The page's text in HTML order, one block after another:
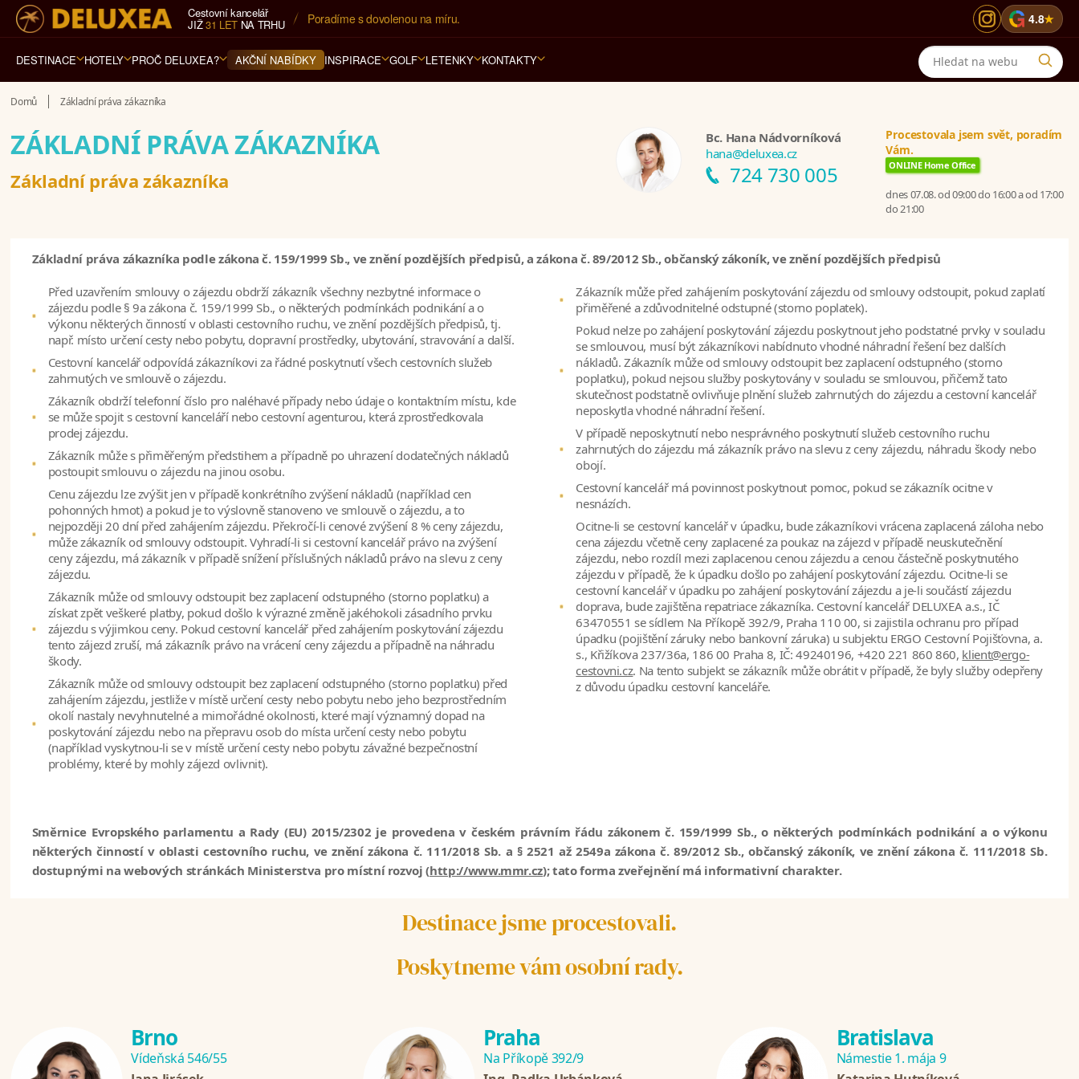
Cestovní kancelář
JIŽ31 LETNA TRHU Poradíme s dovolenou na míru. G 4.8★
DESTINACE HOTELY PROČ DELUXEA? AKČNÍ NABÍDKY INSPIRACE GOLF LETENKY KONTAKTY
Domů Základní práva zákazníka
ZÁKLADNÍ PRÁVA ZÁKAZNÍKA
Základní práva zákazníka
Bc. Hana Nádvorníková
hana@deluxea.cz
724 730 005
Procestovala jsem svět, poradím
Vám.
ONLINE Home Office
dnes 07.08. od 09:00 do 16:00 a od 17:00
do 21:00
Základní práva zákazníka podle zákona č. 159/1999 Sb., ve znění pozdějších předpisů, a zákona č. 89/2012 Sb., občanský zákoník, ve znění pozdějších předpisů
Před uzavřením smlouvy o zájezdu obdrží zákazník všechny nezbytné informace o
zájezdu podle § 9a zákona č. 159/1999 Sb., o některých podmínkách podnikání a o
výkonu některých činností v oblasti cestovního ruchu, ve znění pozdějších předpisů, tj.
např. místo určení cesty nebo pobytu, dopravní prostředky, ubytování, stravování a další.
Cestovní kancelář odpovídá zákazníkovi za řádné poskytnutí všech cestovních služeb
zahrnutých ve smlouvě o zájezdu.
Zákazník obdrží telefonní číslo pro naléhavé případy nebo údaje o kontaktním místu, kde
se může spojit s cestovní kanceláří nebo cestovní agenturou, která zprostředkovala
prodej zájezdu.
Zákazník může s přiměřeným předstihem a případně po uhrazení dodatečných nákladů
postoupit smlouvu o zájezdu na jinou osobu.
Cenu zájezdu lze zvýšit jen v případě konkrétního zvýšení nákladů (například cen
pohonných hmot) a pokud je to výslovně stanoveno ve smlouvě o zájezdu, a to
nejpozději 20 dní před zahájením zájezdu. Překročí-li cenové zvýšení 8 % ceny zájezdu,
může zákazník od smlouvy odstoupit. Vyhradí-li si cestovní kancelář právo na zvýšení
ceny zájezdu, má zákazník v případě snížení příslušných nákladů právo na slevu z ceny
zájezdu.
Zákazník může od smlouvy odstoupit bez zaplacení odstupného (storno poplatku) a
získat zpět veškeré platby, pokud došlo k výrazné změně jakéhokoli zásadního prvku
zájezdu s výjimkou ceny. Pokud cestovní kancelář před zahájením poskytování zájezdu
tento zájezd zruší, má zákazník právo na vrácení ceny zájezdu a případně na náhradu
škody.
Zákazník může od smlouvy odstoupit bez zaplacení odstupného (storno poplatku) před
zahájením zájezdu, jestliže v místě určení cesty nebo pobytu nebo jeho bezprostředním
okolí nastaly nevyhnutelné a mimořádné okolnosti, které mají významný dopad na
poskytování zájezdu nebo na přepravu osob do místa určení cesty nebo pobytu
(například vyskytnou-li se v místě určení cesty nebo pobytu závažné bezpečnostní
problémy, které by mohly zájezd ovlivnit).
Zákazník může před zahájením poskytování zájezdu od smlouvy odstoupit, pokud zaplatí
přiměřené a zdůvodnitelné odstupné (storno poplatek).
Pokud nelze po zahájení poskytování zájezdu poskytnout jeho podstatné prvky v souladu
se smlouvou, musí být zákazníkovi nabídnuto vhodné náhradní řešení bez dalších
nákladů. Zákazník může od smlouvy odstoupit bez zaplacení odstupného (storno
poplatku), pokud nejsou služby poskytovány v souladu se smlouvou, přičemž tato
skutečnost podstatně ovlivňuje plnění služeb zahrnutých do zájezdu a cestovní kancelář
neposkytla vhodné náhradní řešení.
V případě neposkytnutí nebo nesprávného poskytnutí služeb cestovního ruchu
zahrnutých do zájezdu má zákazník právo na slevu z ceny zájezdu, náhradu škody nebo
obojí.
Cestovní kancelář má povinnost poskytnout pomoc, pokud se zákazník ocitne v
nesnázích.
Ocitne-li se cestovní kancelář v úpadku, bude zákazníkovi vrácena zaplacená záloha nebo
cena zájezdu včetně ceny zaplacené za poukaz na zájezd v případě neuskutečnění
zájezdu, nebo rozdíl mezi zaplacenou cenou zájezdu a cenou částečně poskytnutého
zájezdu v případě, že k úpadku došlo po zahájení poskytování zájezdu. Ocitne-li se
cestovní kancelář v úpadku po zahájení poskytování zájezdu a je-li součástí zájezdu
doprava, bude zajištěna repatriace zákazníka. Cestovní kancelář DELUXEA a.s., IČ
63470551 se sídlem Na Příkopě 392/9, Praha 110 00, si zajistila ochranu pro případ
úpadku (pojištění záruky nebo bankovní záruka) u subjektu ERGO Cestovní Pojišťovna, a.
s., Křižíkova 237/36a, 186 00 Praha 8, IČ: 49240196, +420 221 860 860, klient@ergo-
cestovni.cz. Na tento subjekt se zákazník může obrátit v případě, že byly služby odepřeny
z důvodu úpadku cestovní kanceláře.
Směrnice Evropského parlamentu a Rady (EU) 2015/2302 je provedena v českém právním řádu zákonem č. 159/1999 Sb., o některých podmínkách podnikání a o výkonu
některých činností v oblasti cestovního ruchu, ve znění zákona č. 111/2018 Sb. a § 2521 až 2549a zákona č. 89/2012 Sb., občanský zákoník, ve znění zákona č. 111/2018 Sb.
dostupnými na webových stránkách Ministerstva pro místní rozvoj (http://www.mmr.cz); tato forma zveřejnění má informativní charakter.
Destinace jsme procestovali.
Poskytneme vám osobní rady.
Brno
Vídeňská 546/55
Praha
Na Příkopě 392/9
Bratislava
Námestie 1. mája 9